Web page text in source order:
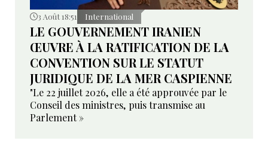
3 Août 18:51 International
LE GOUVERNEMENT IRANIEN
ŒUVRE À LA RATIFICATION DE LA
CONVENTION SUR LE STATUT
JURIDIQUE DE LA MER CASPIENNE
"Le 22 juillet 2026, elle a été approuvée par le
Conseil des ministres, puis transmise au
Parlement »